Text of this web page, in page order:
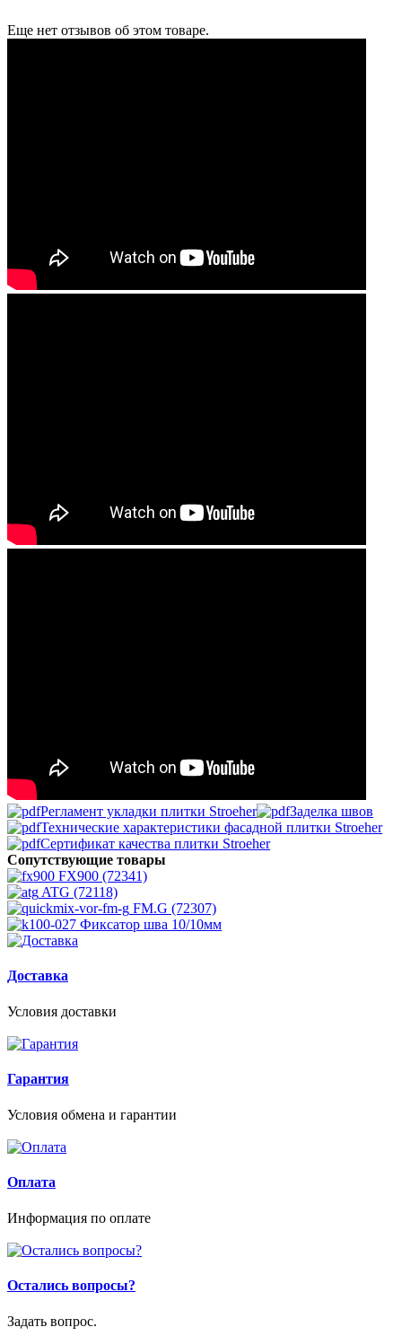
Еще нет отзывов об этом товаре.
Регламент укладки плитки Stroeher
Заделка швов
Технические характеристики фасадной плитки Stroeher
Сертификат качества плитки Stroeher
Сопутствующие товары
FX900 (72341)
ATG (72118)
FM.G (72307)
Фиксатор шва 10/10мм
Доставка
Условия доставки
Гарантия
Условия обмена и гарантии
Оплата
Информация по оплате
Остались вопросы?
Задать вопрос.